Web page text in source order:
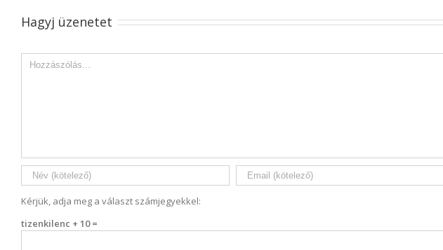
kapcsolatban
Hagyj üzenetet
Comment
Kérjük, adja meg a választ számjegyekkel:
tizenkilenc + 10 =